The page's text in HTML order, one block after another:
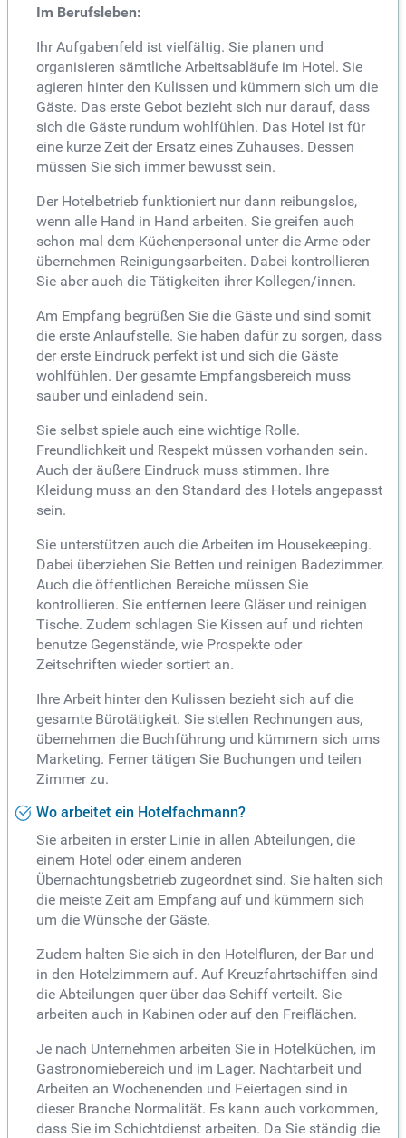
Im Berufsleben:
Ihr Aufgabenfeld ist vielfältig. Sie planen und
organisieren sämtliche Arbeitsabläufe im Hotel. Sie
agieren hinter den Kulissen und kümmern sich um die
Gäste. Das erste Gebot bezieht sich nur darauf, dass
sich die Gäste rundum wohlfühlen. Das Hotel ist für
eine kurze Zeit der Ersatz eines Zuhauses. Dessen
müssen Sie sich immer bewusst sein.
Der Hotelbetrieb funktioniert nur dann reibungslos,
wenn alle Hand in Hand arbeiten. Sie greifen auch
schon mal dem Küchenpersonal unter die Arme oder
übernehmen Reinigungsarbeiten. Dabei kontrollieren
Sie aber auch die Tätigkeiten ihrer Kollegen/innen.
Am Empfang begrüßen Sie die Gäste und sind somit
die erste Anlaufstelle. Sie haben dafür zu sorgen, dass
der erste Eindruck perfekt ist und sich die Gäste
wohlfühlen. Der gesamte Empfangsbereich muss
sauber und einladend sein.
Sie selbst spiele auch eine wichtige Rolle.
Freundlichkeit und Respekt müssen vorhanden sein.
Auch der äußere Eindruck muss stimmen. Ihre
Kleidung muss an den Standard des Hotels angepasst
sein.
Sie unterstützen auch die Arbeiten im Housekeeping.
Dabei überziehen Sie Betten und reinigen Badezimmer.
Auch die öffentlichen Bereiche müssen Sie
kontrollieren. Sie entfernen leere Gläser und reinigen
Tische. Zudem schlagen Sie Kissen auf und richten
benutze Gegenstände, wie Prospekte oder
Zeitschriften wieder sortiert an.
Ihre Arbeit hinter den Kulissen bezieht sich auf die
gesamte Bürotätigkeit. Sie stellen Rechnungen aus,
übernehmen die Buchführung und kümmern sich ums
Marketing. Ferner tätigen Sie Buchungen und teilen
Zimmer zu.
Wo arbeitet ein Hotelfachmann?
Sie arbeiten in erster Linie in allen Abteilungen, die
einem Hotel oder einem anderen
Übernachtungsbetrieb zugeordnet sind. Sie halten sich
die meiste Zeit am Empfang auf und kümmern sich
um die Wünsche der Gäste.
Zudem halten Sie sich in den Hotelfluren, der Bar und
in den Hotelzimmern auf. Auf Kreuzfahrtschiffen sind
die Abteilungen quer über das Schiff verteilt. Sie
arbeiten auch in Kabinen oder auf den Freiflächen.
Je nach Unternehmen arbeiten Sie in Hotelküchen, im
Gastronomiebereich und im Lager. Nachtarbeit und
Arbeiten an Wochenenden und Feiertagen sind in
dieser Branche Normalität. Es kann auch vorkommen,
dass Sie im Schichtdienst arbeiten. Da Sie ständig die